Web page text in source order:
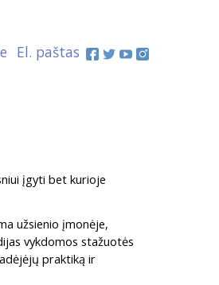
El. paštas
įgyti bet kurioje
užsienio įmonėje,
vykdomos stažuotės
praktiką ir